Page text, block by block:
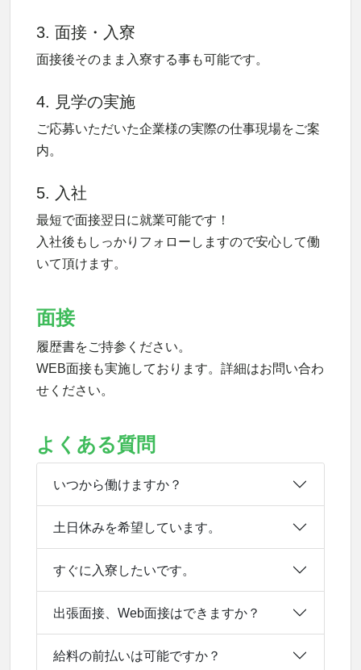
3. 面接・入寮
面接後そのまま入寮する事も可能です。
4. 見学の実施
ご応募いただいた企業様の実際の仕事現場をご案
内。
5. 入社
最短で面接翌日に就業可能です！
入社後もしっかりフォローしますので安心して働
いて頂けます。
面接
履歴書をご持参ください。
WEB面接も実施しております。詳細はお問い合わ
せください。
よくある質問
いつから働けますか？
土日休みを希望しています。
すぐに入寮したいです。
出張面接、Web面接はできますか？
給料の前払いは可能ですか？